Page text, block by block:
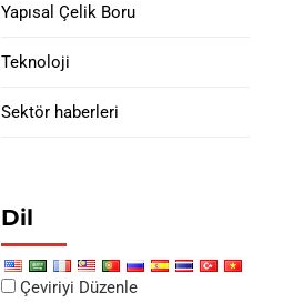
Yapısal Çelik Boru
Teknoloji
Sektör haberleri
Dil
Çeviriyi Düzenle